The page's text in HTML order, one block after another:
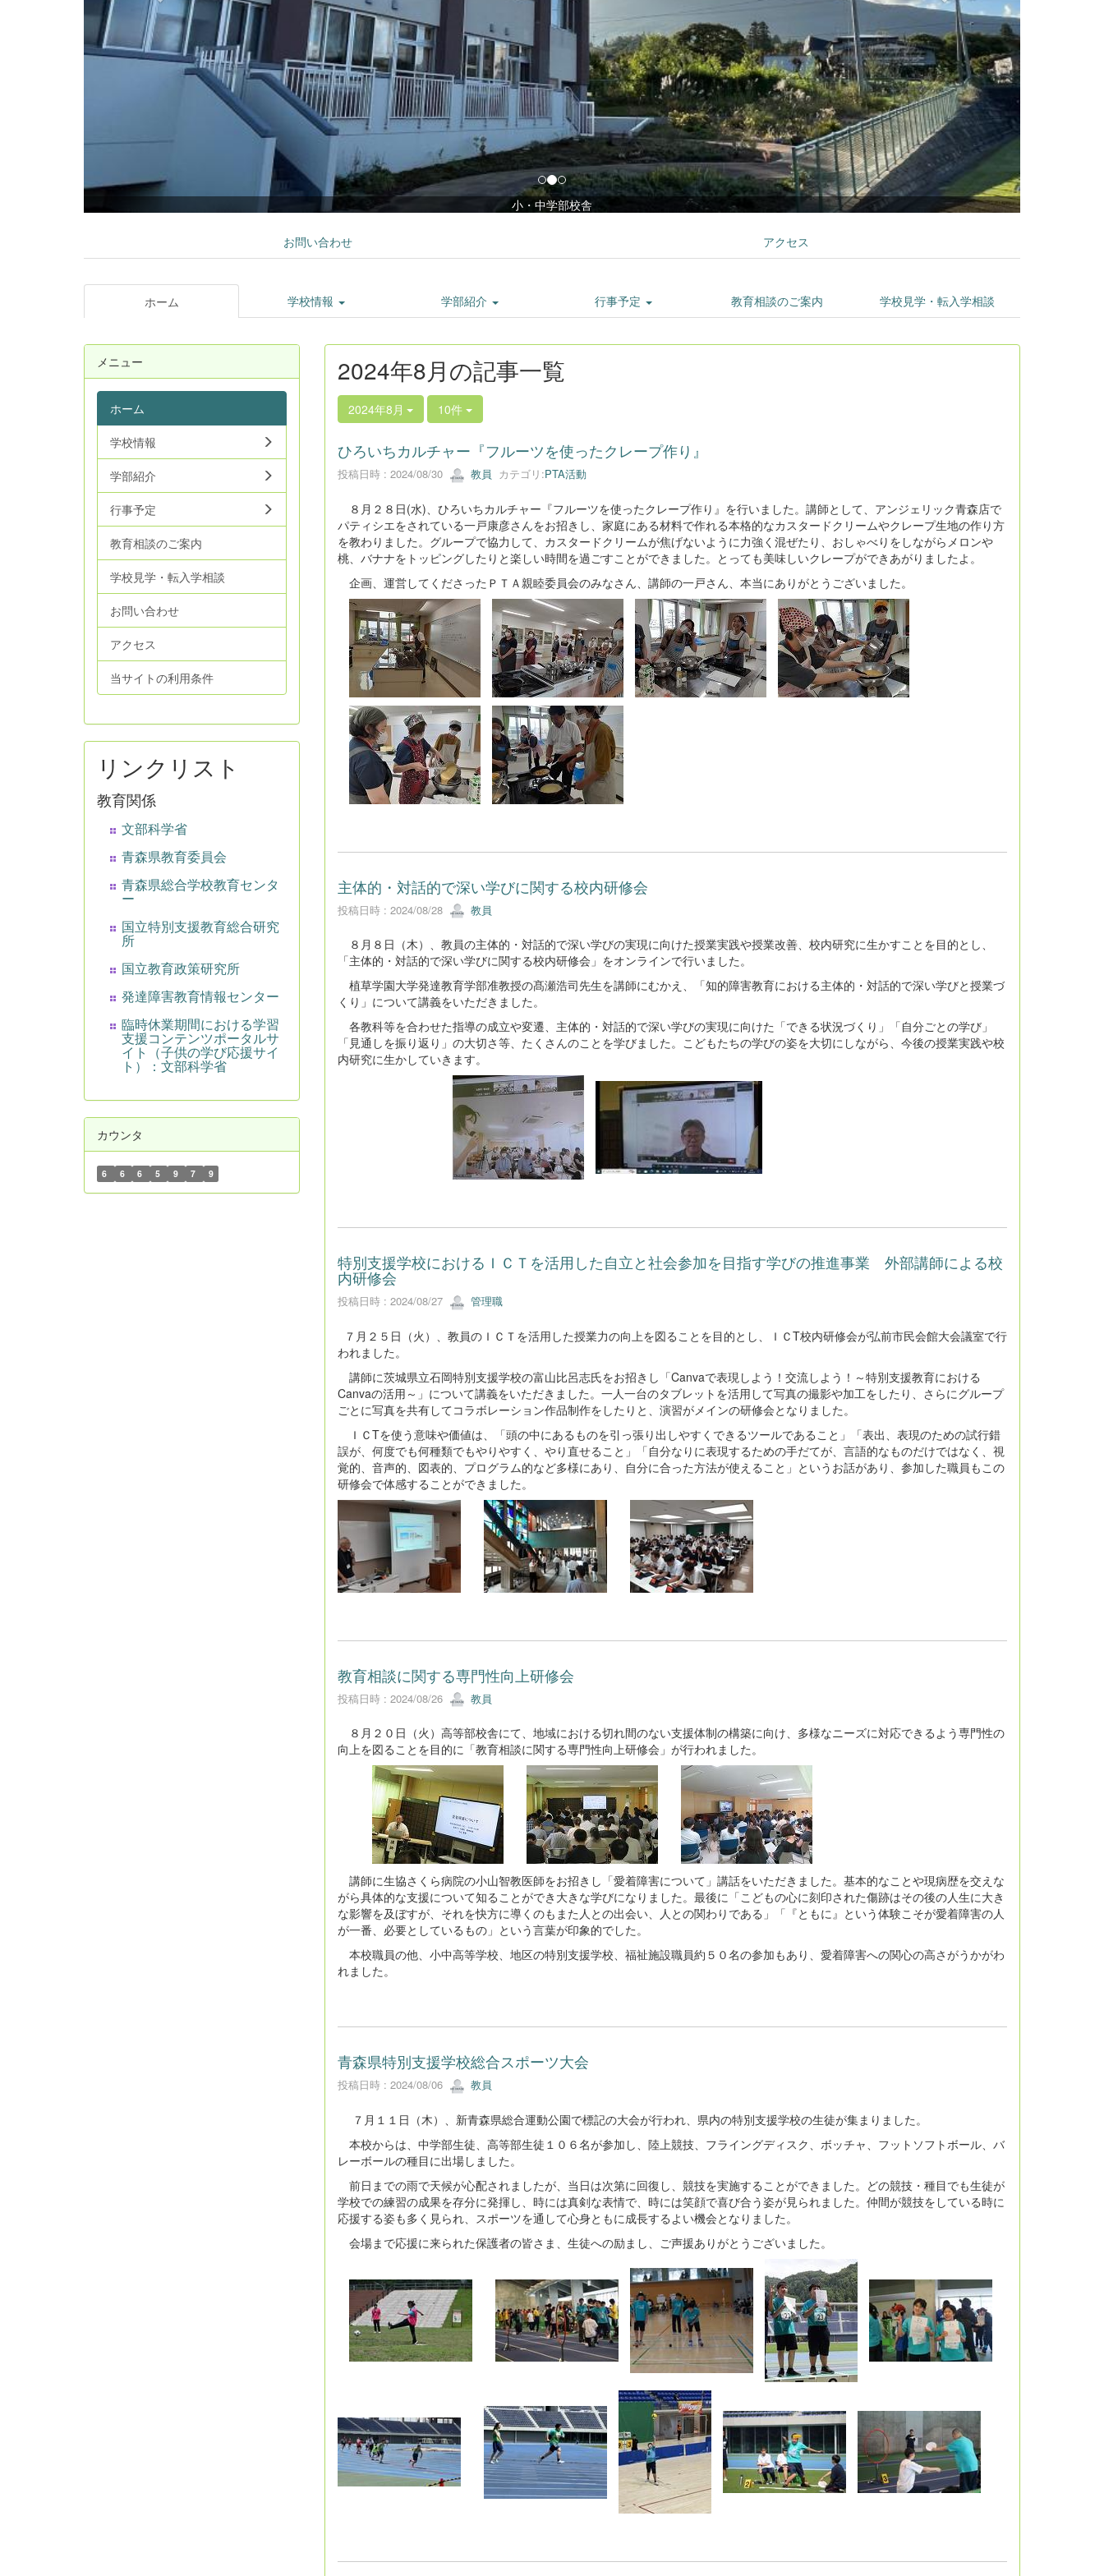
小・中学部校舎
お問い合わせ アクセス
ホーム 学校情報 学部紹介 行事予定 教育相談のご案内 学校見学・転入学相談
2024年8月の記事一覧
2024年8月 10件
ひろいちカルチャー『フルーツを使ったクレープ作り』
投稿日時 : 2024/08/30 教員 カテゴリ:PTA活動
８月２８日(水)、ひろいちカルチャー『フルーツを使ったクレープ作り』を行いました。講師として、アンジェリック青森店で
パティシエをされている一戸康彦さんをお招きし、家庭にある材料で作れる本格的なカスタードクリームやクレープ生地の作り方
を教わりました。グループで協力して、カスタードクリームが焦げないように力強く混ぜたり、おしゃべりをしながらメロンや
桃、バナナをトッピングしたりと楽しい時間を過ごすことができました。とっても美味しいクレープができあがりましたよ。
企画、運営してくださったＰＴＡ親睦委員会のみなさん、講師の一戸さん、本当にありがとうございました。
主体的・対話的で深い学びに関する校内研修会
投稿日時 : 2024/08/28 教員
８月８日（木）、教員の主体的・対話的で深い学びの実現に向けた授業実践や授業改善、校内研究に生かすことを目的とし、
「主体的・対話的で深い学びに関する校内研修会」をオンラインで行いました。
植草学園大学発達教育学部准教授の髙瀬浩司先生を講師にむかえ、「知的障害教育における主体的・対話的で深い学びと授業づ
くり」について講義をいただきました。
各教科等を合わせた指導の成立や変遷、主体的・対話的で深い学びの実現に向けた「できる状況づくり」「自分ごとの学び」
「見通しを振り返り」の大切さ等、たくさんのことを学びました。こどもたちの学びの姿を大切にしながら、今後の授業実践や校
内研究に生かしていきます。
特別支援学校におけるＩＣＴを活用した自立と社会参加を目指す学びの推進事業 外部講師による校
内研修会
投稿日時 : 2024/08/27 管理職
７月２５日（火）、教員のＩＣＴを活用した授業力の向上を図ることを目的とし、ＩＣT校内研修会が弘前市民会館大会議室で行
われました。
講師に茨城県立石岡特別支援学校の富山比呂志氏をお招きし「Canvaで表現しよう！交流しよう！～特別支援教育における
Canvaの活用～」について講義をいただきました。一人一台のタブレットを活用して写真の撮影や加工をしたり、さらにグループ
ごとに写真を共有してコラボレーション作品制作をしたりと、演習がメインの研修会となりました。
ＩＣTを使う意味や価値は、「頭の中にあるものを引っ張り出しやすくできるツールであること」「表出、表現のための試行錯
誤が、何度でも何種類でもやりやすく、やり直せること」「自分なりに表現するための手だてが、言語的なものだけではなく、視
覚的、音声的、図表的、プログラム的など多様にあり、自分に合った方法が使えること」というお話があり、参加した職員もこの
研修会で体感することができました。
教育相談に関する専門性向上研修会
投稿日時 : 2024/08/26 教員
８月２０日（火）高等部校舎にて、地域における切れ間のない支援体制の構築に向け、多様なニーズに対応できるよう専門性の
向上を図ることを目的に「教育相談に関する専門性向上研修会」が行われました。
講師に生協さくら病院の小山智教医師をお招きし「愛着障害について」講話をいただきました。基本的なことや現病歴を交えな
がら具体的な支援について知ることができ大きな学びになりました。最後に「こどもの心に刻印された傷跡はその後の人生に大き
な影響を及ぼすが、それを快方に導くのもまた人との出会い、人との関わりである」「『ともに』という体験こそが愛着障害の人
が一番、必要としているもの」という言葉が印象的でした。
本校職員の他、小中高等学校、地区の特別支援学校、福祉施設職員約５０名の参加もあり、愛着障害への関心の高さがうかがわ
れました。
青森県特別支援学校総合スポーツ大会
投稿日時 : 2024/08/06 教員
７月１１日（木）、新青森県総合運動公園で標記の大会が行われ、県内の特別支援学校の生徒が集まりました。
本校からは、中学部生徒、高等部生徒１０６名が参加し、陸上競技、フライングディスク、ボッチャ、フットソフトボール、バ
レーボールの種目に出場しました。
前日までの雨で天候が心配されましたが、当日は次第に回復し、競技を実施することができました。どの競技・種目でも生徒が
学校での練習の成果を存分に発揮し、時には真剣な表情で、時には笑顔で喜び合う姿が見られました。仲間が競技をしている時に
応援する姿も多く見られ、スポーツを通して心身ともに成長するよい機会となりました。
会場まで応援に来られた保護者の皆さま、生徒への励まし、ご声援ありがとうございました。
メニュー
ホーム
学校情報
学部紹介
行事予定
教育相談のご案内
学校見学・転入学相談
お問い合わせ
アクセス
当サイトの利用条件
リンクリスト
教育関係
文部科学省
青森県教育委員会
青森県総合学校教育センタ
ー
国立特別支援教育総合研究
所
国立教育政策研究所
発達障害教育情報センター
臨時休業期間における学習
支援コンテンツポータルサ
イト（子供の学び応援サイ
ト）：文部科学省
カウンタ
6 6 6 5 9 7 9